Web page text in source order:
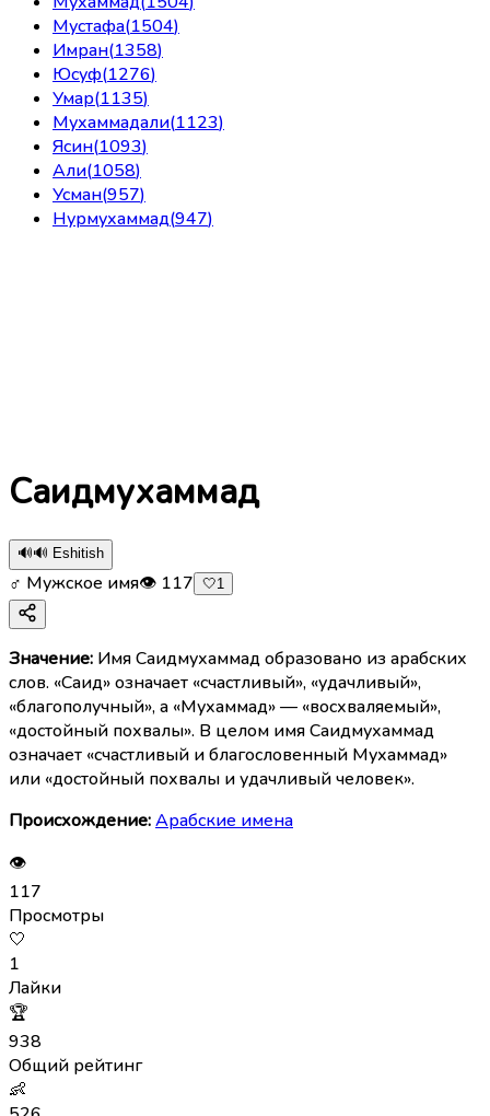
Мустафа(1504)
Имран(1358)
Юсуф(1276)
Умар(1135)
Мухаммадали(1123)
Ясин(1093)
Али(1058)
Усман(957)
Нурмухаммад(947)
Саидмухаммад
🔊🔊 Eshitish
♂ Мужское имя👁 117 🤍1
Значение: Имя Саидмухаммад образовано из арабских
слов. «Саид» означает «счастливый», «удачливый»,
«благополучный», а «Мухаммад» — «восхваляемый»,
«достойный похвалы». В целом имя Саидмухаммад
означает «счастливый и благословенный Мухаммад»
или «достойный похвалы и удачливый человек».
Происхождение:Арабские имена
👁
117
Просмотры
🤍
1
Лайки
🏆
938
Общий рейтинг
👶